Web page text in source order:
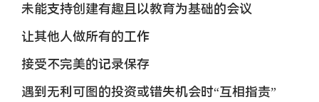
未能支持创建有趣且以教育为基础的会议
让其他人做所有的工作
接受不完美的记录保存
遇到无利可图的投资或错失机会时“互相指责”